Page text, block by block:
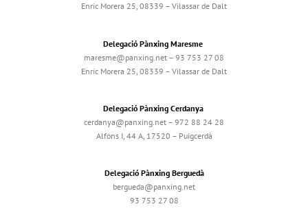
Enric Morera 25, 08339 – Vilassar de Dalt
Delegació Pànxing Maresme
maresme@panxing.net – 93 753 27 08
Enric Morera 25, 08339 – Vilassar de Dalt
Delegació Pànxing Cerdanya
cerdanya@panxing.net – 972 88 24 28
Alfons I, 44 A, 17520 – Puigcerdà
Delegació Pànxing Berguedà
bergueda@panxing.net
93 753 27 08